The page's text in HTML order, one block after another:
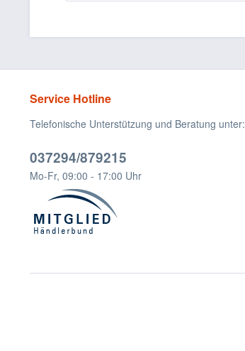
Service Hotline
Telefonische Unterstützung und Beratung unter:
037294/879215
Mo-Fr, 09:00 - 17:00 Uhr